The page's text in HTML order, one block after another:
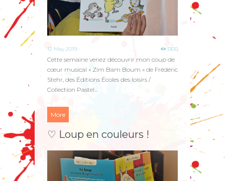
12 May 2019 3300
Cette semaine venez découvrir mon coup de
cœur musical « Zim Bam Boum » de Frédéric
Stehr, des Éditions Écoles des loisirs /
Collection Pastel...
More
♡ Loup en couleurs !